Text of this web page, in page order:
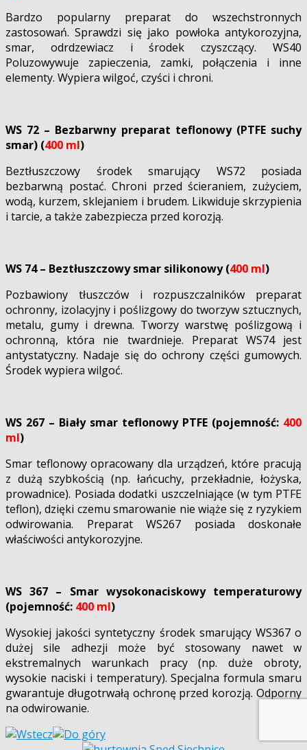
Bardzo popularny preparat do wszechstronnych
zastosowań. Sprawdzi się jako powłoka antykorozyjna,
smar, odrdzewiacz i środek czyszczący. WS40
Poluzowywuje zapieczenia, zamki, połączenia i inne
elementy. Wypiera wilgoć, czyści i chroni.
WS 72 – Bezbarwny preparat teflonowy (PTFE suchy
smar) (400 ml)
Beztłuszczowy środek smarujący WS72 posiada
bezbarwną postać. Chroni przed ścieraniem, zużyciem,
wodą, kurzem, sklejaniem i brudem. Likwiduje skrzypienia
i tarcie, a także zabezpiecza przed korozją.
WS 74 – Beztłuszczowy smar silikonowy (400 ml)
Pozbawiony tłuszczów i rozpuszczalników preparat
ochronny, izolacyjny i poślizgowy do tworzyw sztucznych,
metalu, gumy i drewna. Tworzy warstwę poślizgową i
ochronną, która nie twardnieje. Preparat WS74 jest
antystatyczny. Nadaje się do ochrony części gumowych.
Środek wypiera wilgoć.
WS 267 – Biały smar teflonowy PTFE (pojemność: 400
ml)
Smar teflonowy opracowany dla urządzeń, które pracują
z dużą szybkością (np. łańcuchy, przekładnie, łożyska,
prowadnice). Posiada dodatki uszczelniające (w tym PTFE
teflon), dzięki czemu smarowanie nie wiąże się z ryzykiem
odwirowania. Preparat WS267 posiada doskonałe
właściwości antykorozyjne.
WS 367 – Smar wysokonaciskowy temperaturowy
(pojemność: 400 ml)
Wysokiej jakości syntetyczny środek smarujący WS367 o
dużej sile adhezji może być stosowany nawet w
ekstremalnych warunkach pracy (np. duże obroty,
wysokie naciski i temperatury). Specjalna formula smaru
gwarantuje długotrwałą ochronę przed korozją. Odporny
na odwirowanie.